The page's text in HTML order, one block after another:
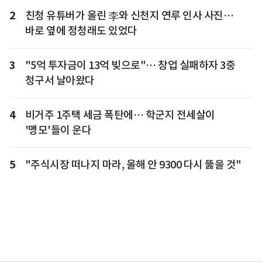
2
친청 유튜버가 올린 李와 신천지 연루 인사 사진…
바로 옆에 정청래도 있었다
3
"5억 투자금이 13억 빚으로"… 창업 실패하자 3중
청구서 날아왔다
4
비거주 1주택 세금 폭탄에… 학군지 전세살이
'맹모'들이 운다
5 "주식시장 떠나지 마라, 올해 안 9300 다시 뚫을 것"